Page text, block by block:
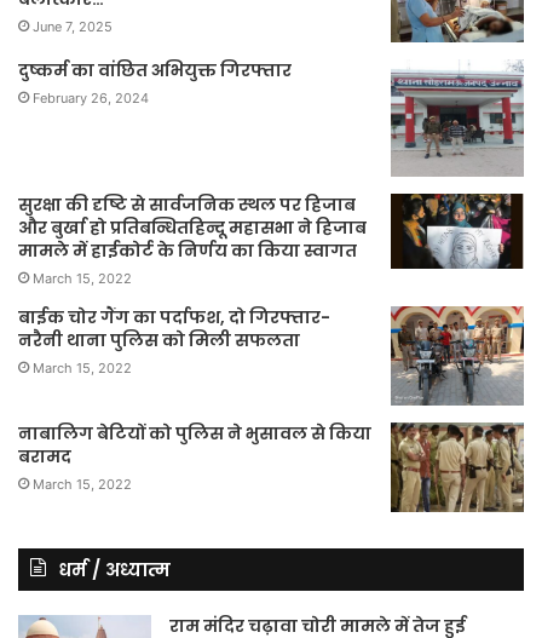
June 7, 2025
दुष्कर्म का वांछित अभियुक्त गिरफ्तार
February 26, 2024
सुरक्षा की दृष्टि से सार्वजनिक स्थल पर हिजाब
और बुर्खा हो प्रतिबन्धितहिन्दू महासभा ने हिजाब
मामले में हाईकोर्ट के निर्णय का किया स्वागत
March 15, 2022
बाईक चोर गैंग का पर्दाफश, दो गिरफ्तार-
नरैनी थाना पुलिस को मिली सफलता
March 15, 2022
नाबालिग बेटियों को पुलिस ने भुसावल से किया
बरामद
March 15, 2022
धर्म / अध्यात्म
राम मंदिर चढ़ावा चोरी मामले में तेज हुई